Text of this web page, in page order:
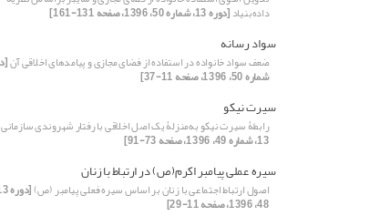
داده‌بنیاد[دوره 13، شماره 50، 1396، صفحه 131-161]
سواد رسانه
ضعف سواد خانواده در استفاده از فضای مجازی و پیامدهای اخلاقی آن
شماره 50، 1396، صفحه 11-37]
سیرت نیکو
رابطۀ سیرت نیکو به‌منزلۀ یک اصل اخلاقی با رفتار شهروندی سازمانی
13، شماره 49، 1396، صفحه 73-91]
سیره عملی پیامبر اکرم(ص) در ارتباط با زنان
اصول ارتباط اجتماعی با زنان بر اساس سیره فعلی پیامبر (ص)
48، 1396، صفحه 11-29]